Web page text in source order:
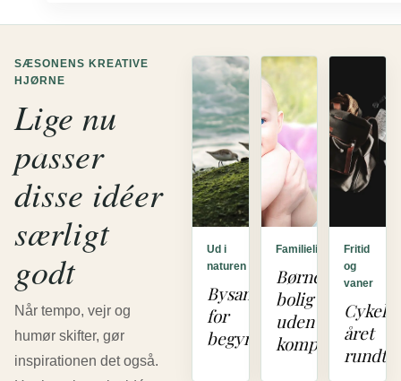
SÆSONENS KREATIVE
HJØRNE
Lige nu
passer
disse idéer
særligt
godt
Når tempo, vejr og
humør skifter, gør
inspirationen det også.
Ud i
naturen
Bysankning
for
begyndere
Familieliv
Børnevenlig
bolig
uden
kompromiser
Fritid
og
vaner
året
rundt